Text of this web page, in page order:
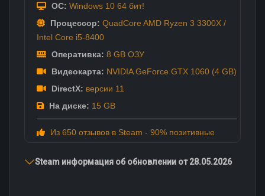
ОС: Windows 10 64 бит!
Процессор: QuadCore AMD Ryzen 3 3300X /
Intel Core i5-8400
Оперативка: 8 GB ОЗУ
Видеокарта: NVIDIA GeForce GTX 1060 (4 GB)
DirectX: версии 11
На диске: 15 GB
Из 650 отзывов в Steam - 90% позитивные
Steam информация об обновлении от 28.05.2026